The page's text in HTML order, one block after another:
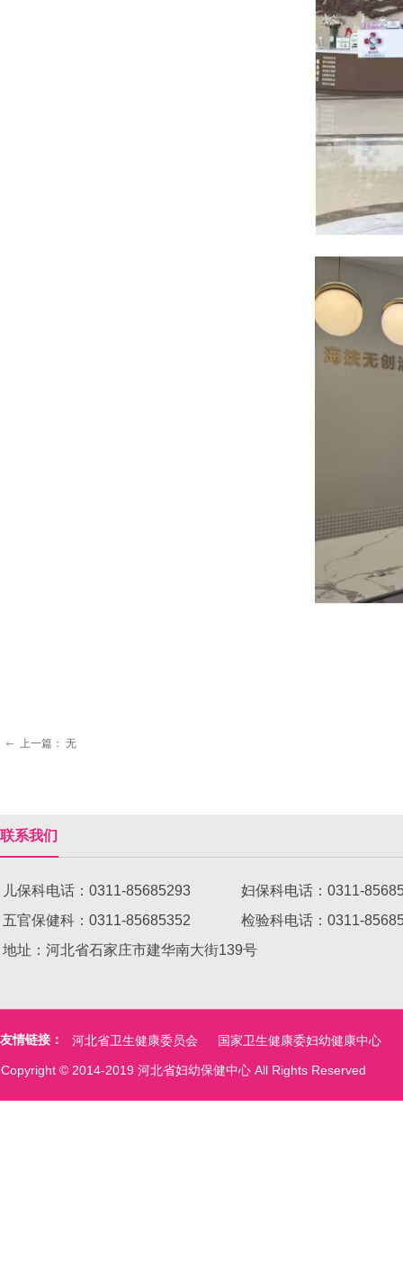
ꂃ 上一篇： 无
国家卫生健康委妇幼健康中心
河北省卫生健康委员会
友情链接：
Copyright © 2014-2019 河北省妇幼保健中心 All Rights Reserved
联系我们
儿保科电话：0311-85685293 妇保科电话：0311-
五官保健科：0311-85685352 检验科电话：
地址：河北省石家庄市建华南大街139号